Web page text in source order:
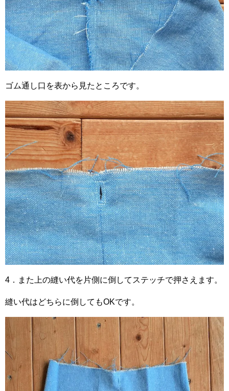
ゴム通し口を表から見たところです。
4．また上の縫い代を片側に倒してステッチで押さえます。
縫い代はどちらに倒してもOKです。